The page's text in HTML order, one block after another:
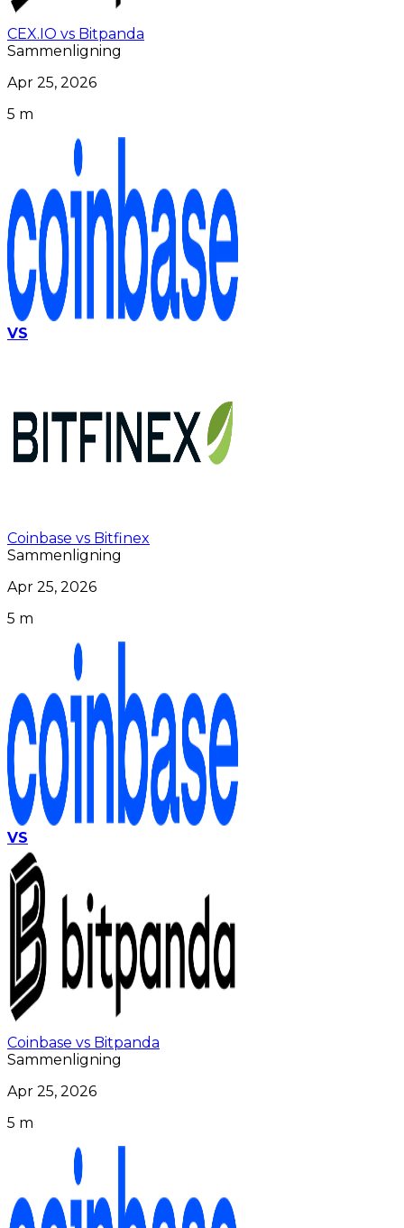
CEX.IO vs Bitpanda
Sammenligning
Apr 25, 2026
5 m
VS
Coinbase vs Bitfinex
Sammenligning
Apr 25, 2026
5 m
VS
Coinbase vs Bitpanda
Sammenligning
Apr 25, 2026
5 m